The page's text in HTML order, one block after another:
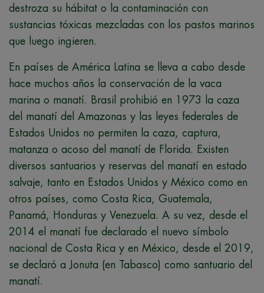
destroza su hábitat o la contaminación con
sustancias tóxicas mezcladas con los pastos marinos
que luego ingieren.
En países de América Latina se lleva a cabo desde
hace muchos años la conservación de la vaca
marina o manatí. Brasil prohibió en 1973 la caza
del manatí del Amazonas y las leyes federales de
Estados Unidos no permiten la caza, captura,
matanza o acoso del manatí de Florida. Existen
diversos santuarios y reservas del manatí en estado
salvaje, tanto en Estados Unidos y México como en
otros países, como Costa Rica, Guatemala,
Panamá, Honduras y Venezuela. A su vez, desde el
2014 el manatí fue declarado el nuevo símbolo
nacional de Costa Rica y en México, desde el 2019,
se declaró a Jonuta (en Tabasco) como santuario del
manatí.